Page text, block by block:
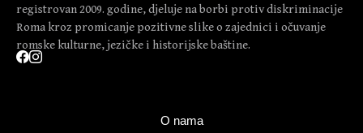
registrovan 2009. godine, djeluje na borbi protiv diskriminacije
Roma kroz promicanje pozitivne slike o zajednici i očuvanje
romske kulturne, jezičke i historijske baštine.
O nama